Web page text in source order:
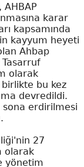
karar
kapsamında
kayyum heyeti
Ahbap
olarak
birlikte bu kez
devredildi.
sona erdirilmesi
27
olarak
yönetim